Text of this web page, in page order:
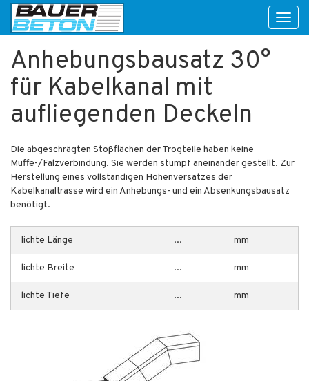
Anhebungsbausatz 30°
für Kabelkanal mit
aufliegenden Deckeln
Die abgeschrägten Stoßflächen der Trogteile haben keine
Muffe-/Falzverbindung. Sie werden stumpf aneinander gestellt. Zur
Herstellung eines vollständigen Höhenversatzes der
Kabelkanaltrasse wird ein Anhebungs- und ein Absenkungsbausatz
benötigt.
lichte Länge ... mm
lichte Breite ... mm
lichte Tiefe ... mm